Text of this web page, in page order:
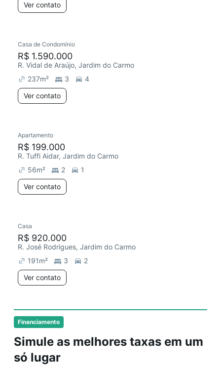
Financiamento
Simule as melhores taxas em um
só lugar
Ver contato
Casa de Condomínio
R$ 1.590.000
R. Vidal de Araújo, Jardim do Carmo
237m² 3
4
Ver contato
Apartamento
R$ 199.000
R. Tuffi Aidar, Jardim do Carmo
56m² 2
1
Ver contato
Casa
R$ 920.000
R. José Rodrigues, Jardim do Carmo
191m² 3
2
Ver contato